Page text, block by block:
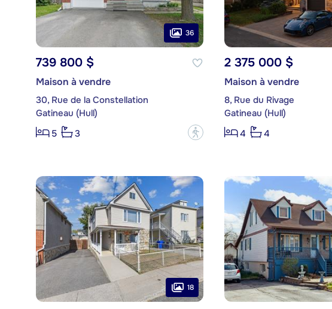
36
739 800 $
Maison à vendre
30, Rue de la Constellation
Gatineau (Hull)
5
3 ?
2 375 000 $
Maison à vendre
8, Rue du Rivage
Gatineau (Hull)
4
4
18